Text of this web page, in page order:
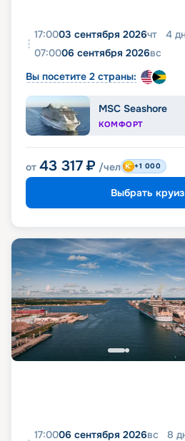
17:0003 сентября 2026чт 4
07:0006 сентября 2026вс
Вы посетите 2 страны:
MSC Seashore
КОМФОРТ
от 43 317 ₽ /чел +1 000
Выбрать круиз
17:0006 сентября 2026вс 8